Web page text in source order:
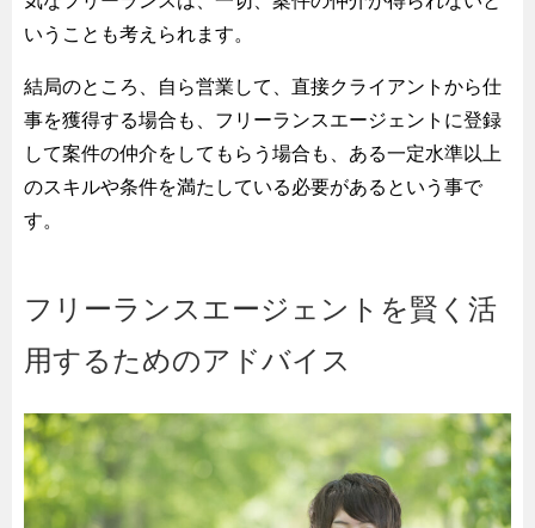
いうことも考えられます。
結局のところ、自ら営業して、直接クライアントから仕
事を獲得する場合も、フリーランスエージェントに登録
して案件の仲介をしてもらう場合も、ある一定水準以上
のスキルや条件を満たしている必要があるという事で
す。
フリーランスエージェントを賢く活
用するためのアドバイス